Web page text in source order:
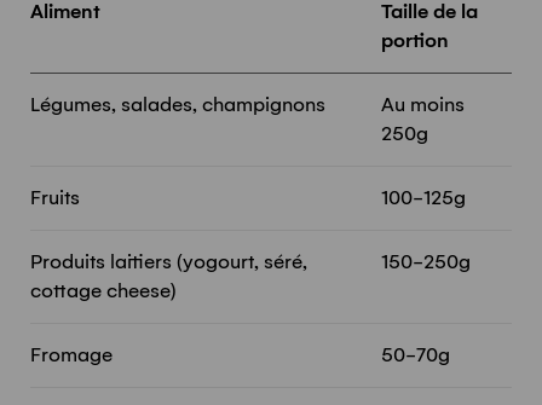
Aliment
Taille de la
portion
Légumes, salades, champignons
Au moins
250g
Fruits 100-125g
Produits laitiers (yogourt, séré,
cottage cheese)
150-250g
Fromage 50-70g